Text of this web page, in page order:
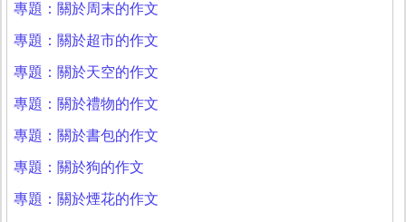
專題：關於周末的作文
專題：關於超市的作文
專題：關於天空的作文
專題：關於禮物的作文
專題：關於書包的作文
專題：關於狗的作文
專題：關於煙花的作文